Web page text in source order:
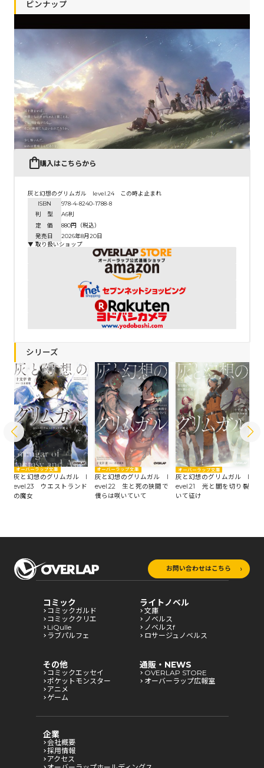
ピンナップ
購入はこちらから
灰と幻想のグリムガル level.24 この時よ止まれ
ISBN
978-4-8240-1788-8
判 型
A6判
定 価
880円（税込）
発売日
2026年8月20日
▼ 取り扱いショップ
シリーズ
オーバーラップ文庫
灰と幻想のグリムガル l
evel.23 ウエストランド
の魔女
オーバーラップ文庫
灰と幻想のグリムガル l
evel.22 生と死の狭間で
僕らは咲いていて
オーバーラップ文庫
灰と幻想のグリムガル l
evel.21 光と闇を切り裂
いて征け
お問い合わせはこちら
コミック
コミックガルド
コミッククリエ
LiQulle
ラブパルフェ
ライトノベル
文庫
ノベルス
ノベルスf
ロサージュノベルス
その他
コミックエッセイ
ポケットモンスター
アニメ
ゲーム
通販・NEWS
OVERLAP STORE
オーバーラップ広報室
企業
会社概要
採用情報
アクセス